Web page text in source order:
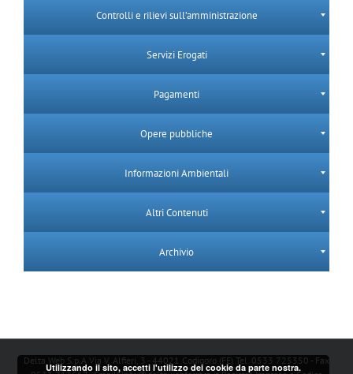
Controlli e rilievi sull’amministrazione
Servizi Erogati
Pagamenti
Opere pubbliche
Informazioni Ambientali
Altri Contenuti
Archivio
Delta Web S.p.A Via V. Alfieri, 3 - 44021 Codigoro (FE) Tel. 0533 725350 - Fax
Utilizzando il sito, accetti l'utilizzo dei cookie da parte nostra.